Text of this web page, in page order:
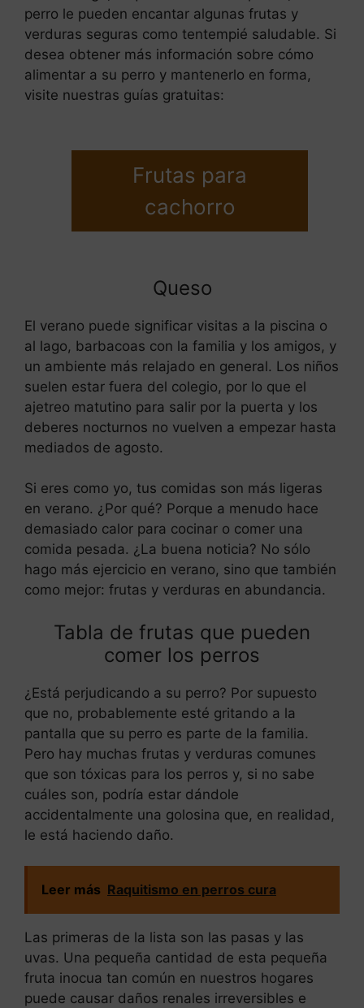
perro le pueden encantar algunas frutas y
verduras seguras como tentempié saludable. Si
desea obtener más información sobre cómo
alimentar a su perro y mantenerlo en forma,
visite nuestras guías gratuitas:
Frutas para
cachorro
Queso
El verano puede significar visitas a la piscina o
al lago, barbacoas con la familia y los amigos, y
un ambiente más relajado en general. Los niños
suelen estar fuera del colegio, por lo que el
ajetreo matutino para salir por la puerta y los
deberes nocturnos no vuelven a empezar hasta
mediados de agosto.
Si eres como yo, tus comidas son más ligeras
en verano. ¿Por qué? Porque a menudo hace
demasiado calor para cocinar o comer una
comida pesada. ¿La buena noticia? No sólo
hago más ejercicio en verano, sino que también
como mejor: frutas y verduras en abundancia.
Tabla de frutas que pueden
comer los perros
¿Está perjudicando a su perro? Por supuesto
que no, probablemente esté gritando a la
pantalla que su perro es parte de la familia.
Pero hay muchas frutas y verduras comunes
que son tóxicas para los perros y, si no sabe
cuáles son, podría estar dándole
accidentalmente una golosina que, en realidad,
le está haciendo daño.
Leer más Raquitismo en perros cura
Las primeras de la lista son las pasas y las
uvas. Una pequeña cantidad de esta pequeña
fruta inocua tan común en nuestros hogares
puede causar daños renales irreversibles e